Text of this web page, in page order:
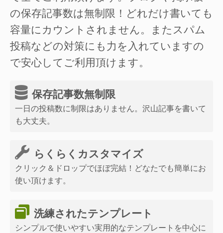
の保存記事数は無制限！どれだけ書いても
容量にカウントされません。またスパム
投稿などの対策にも力を入れていますの
で安心してご利用頂けます。
保存記事数無制限
一日の投稿数に制限はありません。沢山記事を書いて
も大丈夫。
らくらくカスタマイズ
クリック＆ドロップでほぼ完結！どなたでも簡単にお
使い頂けます。
洗練されたテンプレート
シンプルで使いやすい実用的なテンプレートを中心に